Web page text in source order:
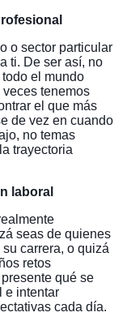
o sector particular
ti. De ser así, no
el mundo
tenemos
el que más
de vez en cuando
no temas
trayectoria
laboral
seas de quienes
carrera, o quizá
retos
qué se
e intentar
cada día.